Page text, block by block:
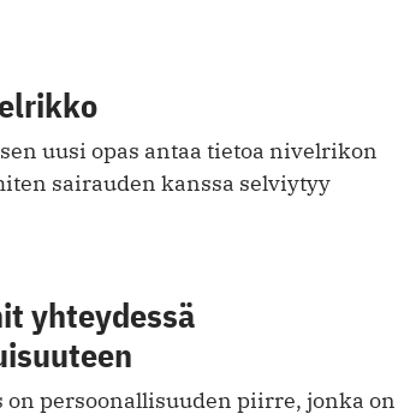
uusi opas antaa tietoa nivelrikon
sairauden kanssa selviytyy
yhteydessä
persoonallisuuden piirre, jonka on